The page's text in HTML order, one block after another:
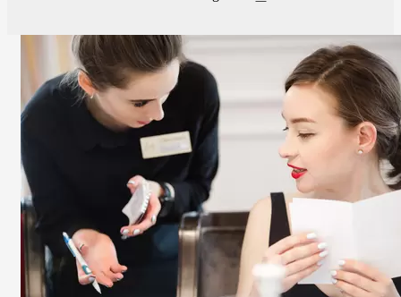
se
pierda
estos
13
consejos.